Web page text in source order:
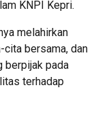
KNPI Kepri.
melahirkan
cita bersama, dan
berpijak pada
terhadap